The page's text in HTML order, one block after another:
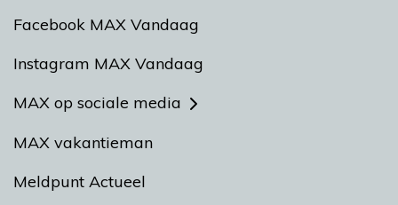
Facebook MAX Vandaag
Instagram MAX Vandaag
MAX op sociale media
MAX vakantieman
Meldpunt Actueel